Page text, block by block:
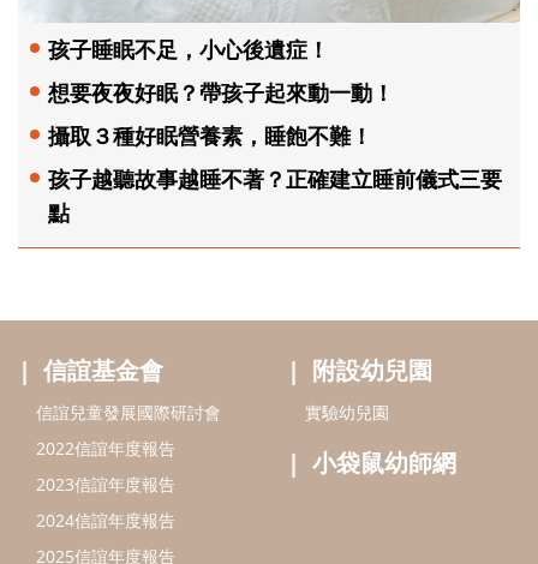
孩子睡眠不足，小心後遺症！
想要夜夜好眠？帶孩子起來動一動！
攝取３種好眠營養素，睡飽不難！
孩子越聽故事越睡不著？正確建立睡前儀式三要
點
信誼基金會
信誼兒童發展國際研討會
2022信誼年度報告
2023信誼年度報告
2024信誼年度報告
2025信誼年度報告
附設幼兒園
實驗幼兒園
小袋鼠幼師網